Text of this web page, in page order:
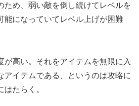
ため、弱い敵を倒し続けてレベルを
能になっていてレベル上げが困難
が高い。それをアイテムを無限に入
アイテムである、というのは攻略に
たらく。